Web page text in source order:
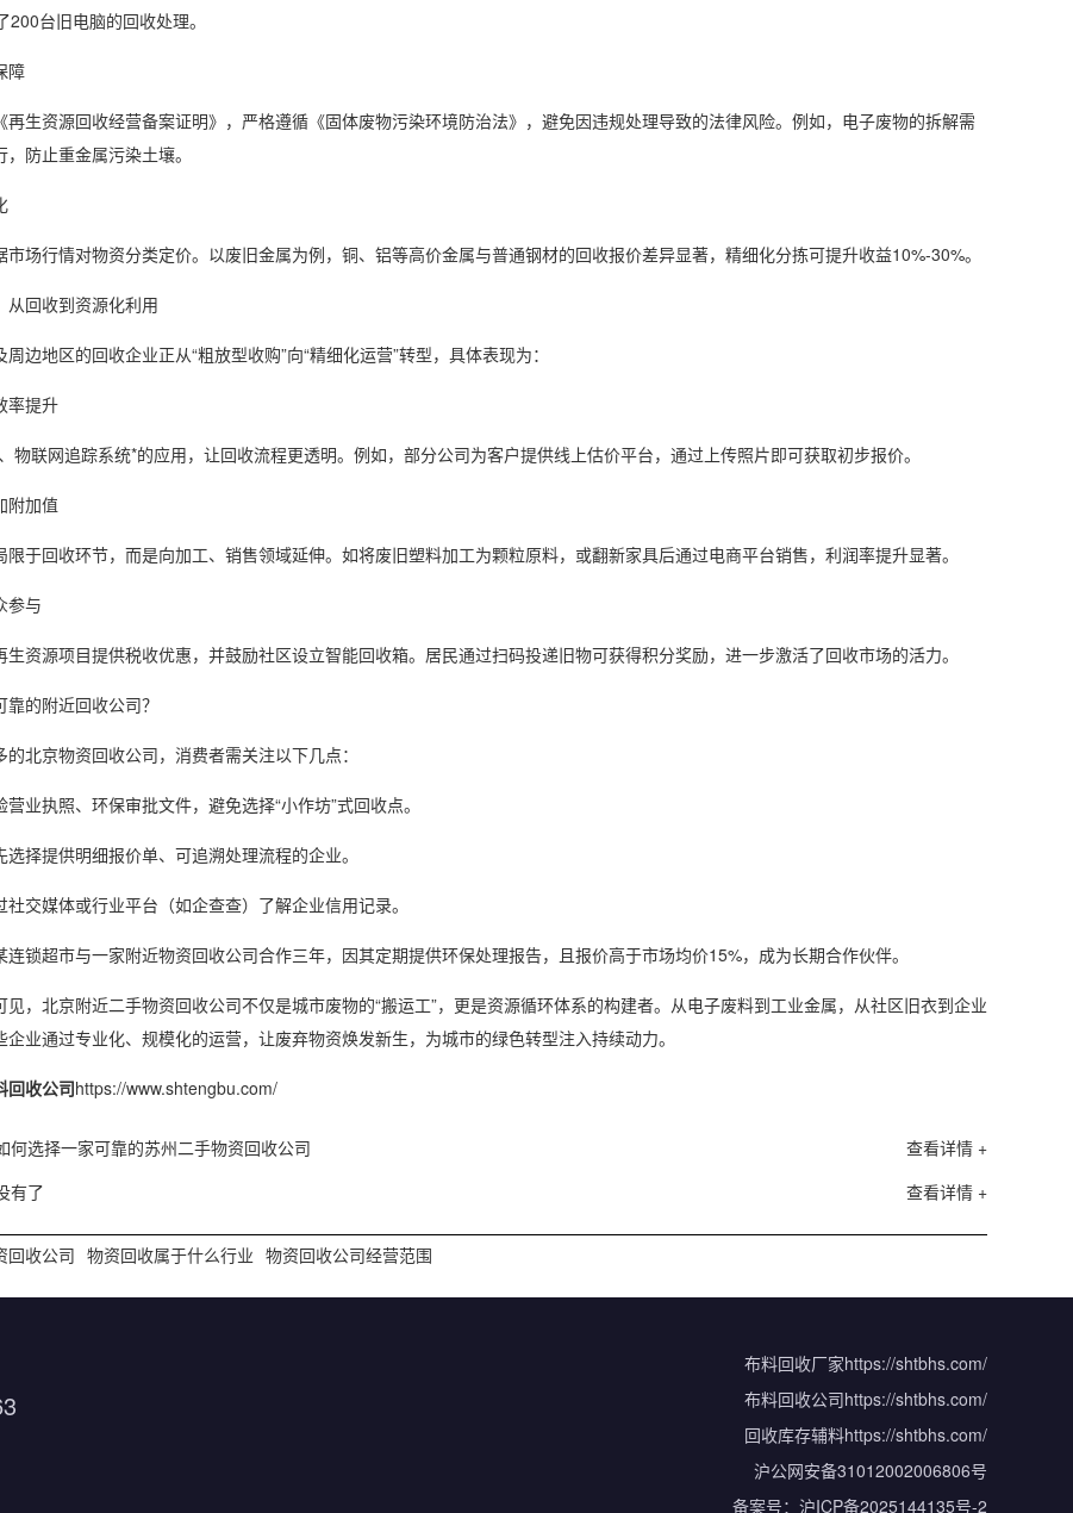
200台旧电脑的回收处理。
障
再生资源回收经营备案证明》，严格遵循《固体废物污染环境防治法》，避免因违规处理导致的法律风险。例如，电子废物的拆解需
防止重金属污染土壤。
市场行情对物资分类定价。以废旧金属为例，铜、铝等高价金属与普通钢材的回收报价差异显著，精细化分拣可提升收益10%-30%。
从回收到资源化利用
边地区的回收企业正从“粗放型收购”向“精细化运营”转型，具体表现为：
率提升
物联网追踪系统*的应用，让回收流程更透明。例如，部分公司为客户提供线上估价平台，通过上传照片即可获取初步报价。
附加值
限于回收环节，而是向加工、销售领域延伸。如将废旧塑料加工为颗粒原料，或翻新家具后通过电商平台销售，利润率提升显著。
参与
生资源项目提供税收优惠，并鼓励社区设立智能回收箱。居民通过扫码投递旧物可获得积分奖励，进一步激活了回收市场的活力。
的附近回收公司？
北京物资回收公司，消费者需关注以下几点：
业执照、环保审批文件，避免选择“小作坊”式回收点。
选择提供明细报价单、可追溯处理流程的企业。
社交媒体或行业平台（如企查查）了解企业信用记录。
连锁超市与一家附近物资回收公司合作三年，因其定期提供环保处理报告，且报价高于市场均价15%，成为长期合作伙伴。
见，北京附近二手物资回收公司不仅是城市废物的“搬运工”，更是资源循环体系的构建者。从电子废料到工业金属，从社区旧衣到企业
企业通过专业化、规模化的运营，让废弃物资焕发新生，为城市的绿色转型注入持续动力。
回收公司https://www.shtengbu.com/
查看详情 +
何选择一家可靠的苏州二手物资回收公司
查看详情 +
有了
回收公司 物资回收属于什么行业 物资回收公司经营范围
布料回收厂家https://shtbhs.com/
布料回收公司https://shtbhs.com/
回收库存辅料https://shtbhs.com/
沪公网安备31012002006806号
备案号： 沪ICP备2025144135号-2